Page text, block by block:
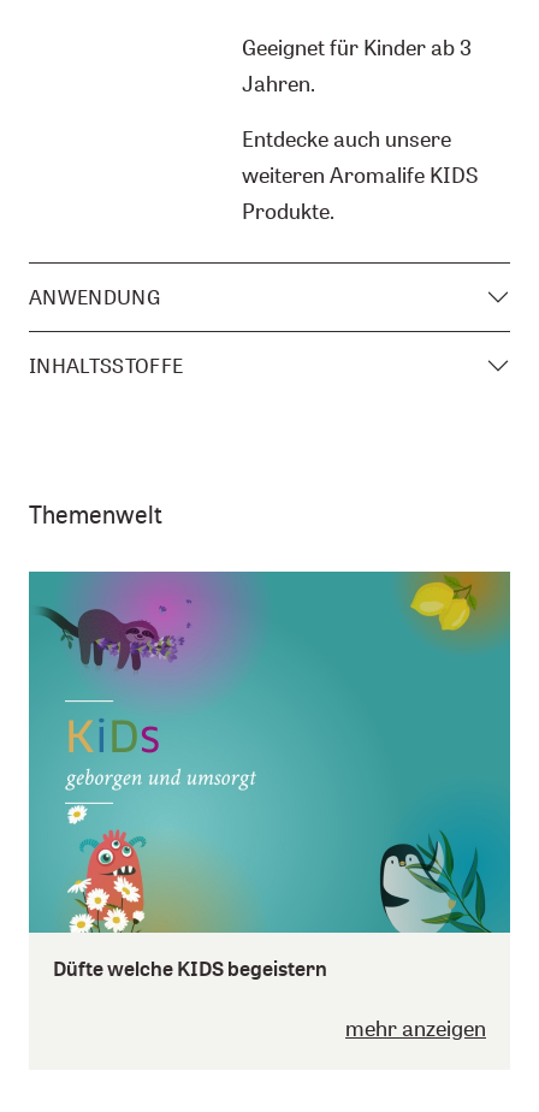
Geeignet für Kinder ab 3
Jahren.
Entdecke auch unsere
weiteren Aromalife KIDS
Produkte.
ANWENDUNG
INHALTSSTOFFE
Themenwelt
Düfte welche KIDS begeistern
mehr anzeigen